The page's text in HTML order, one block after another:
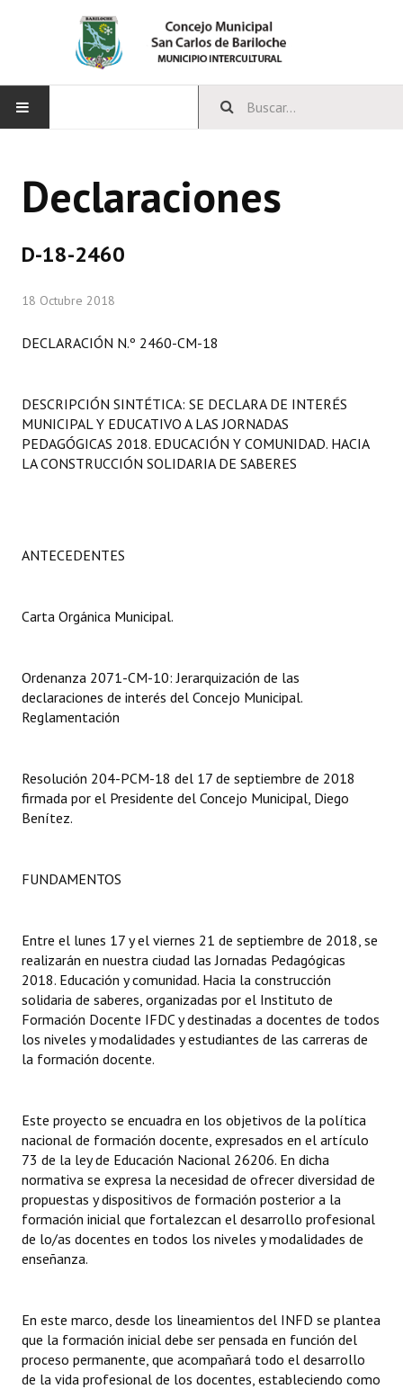
CONCEJO
Comisiones Especiales
Programas
LEGISLACIÓN
Reglamento Interno
Organigrama
DOCUMENTOS
Proyectos Presentados
Actas de Sesión
Ejecución Presupuestaria
Actas de Audiencias Públicas
NORMATIVA
Resoluciones
Resoluciones de Presidencia
INSTITUCIONAL
Antiguos Pobladores
Registros y Distinciones
Datos Históricos
Declaraciones
D-18-2460
18 Octubre 2018
DECLARACIÓN N.º 2460-CM-18
DESCRIPCIÓN SINTÉTICA: SE DECLARA DE INTERÉS
MUNICIPAL Y EDUCATIVO A LAS JORNADAS
PEDAGÓGICAS 2018. EDUCACIÓN Y COMUNIDAD. HACIA
LA CONSTRUCCIÓN SOLIDARIA DE SABERES
ANTECEDENTES
Carta Orgánica Municipal.
Ordenanza 2071-CM-10: Jerarquización de las
declaraciones de interés del Concejo Municipal.
Reglamentación
Resolución 204-PCM-18 del 17 de septiembre de 2018
firmada por el Presidente del Concejo Municipal, Diego
Benítez.
FUNDAMENTOS
Entre el lunes 17 y el viernes 21 de septiembre de 2018, se
realizarán en nuestra ciudad las Jornadas Pedagógicas
2018. Educación y comunidad. Hacia la construcción
solidaria de saberes, organizadas por el Instituto de
Formación Docente IFDC y destinadas a docentes de todos
los niveles y modalidades y estudiantes de las carreras de
la formación docente.
Este proyecto se encuadra en los objetivos de la política
nacional de formación docente, expresados en el artículo
73 de la ley de Educación Nacional 26206. En dicha
normativa se expresa la necesidad de ofrecer diversidad de
propuestas y dispositivos de formación posterior a la
formación inicial que fortalezcan el desarrollo profesional
de lo/as docentes en todos los niveles y modalidades de
enseñanza.
En este marco, desde los lineamientos del INFD se plantea
que la formación inicial debe ser pensada en función del
proceso permanente, que acompañará todo el desarrollo
de la vida profesional de los docentes, estableciendo como